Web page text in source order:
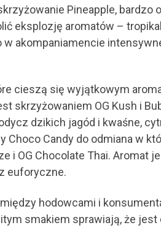
Pineapple, bardzo
eksplozję aromatów –
akompaniamencie
cieszą się wyjątkowym
skrzyżowaniem OG Kush i
dzikich jagód i kwaśne,
Candy do odmiana w
i OG Chocolate Thai. Aromat
euforyczne.
hodowcami i
smakiem sprawiają, że jest